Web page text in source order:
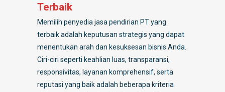
Terbaik
Memilih penyedia jasa pendirian PT yang
terbaik adalah keputusan strategis yang dapat
menentukan arah dan kesuksesan bisnis Anda.
Ciri-ciri seperti keahlian luas, transparansi,
responsivitas, layanan komprehensif, serta
reputasi yang baik adalah beberapa kriteria